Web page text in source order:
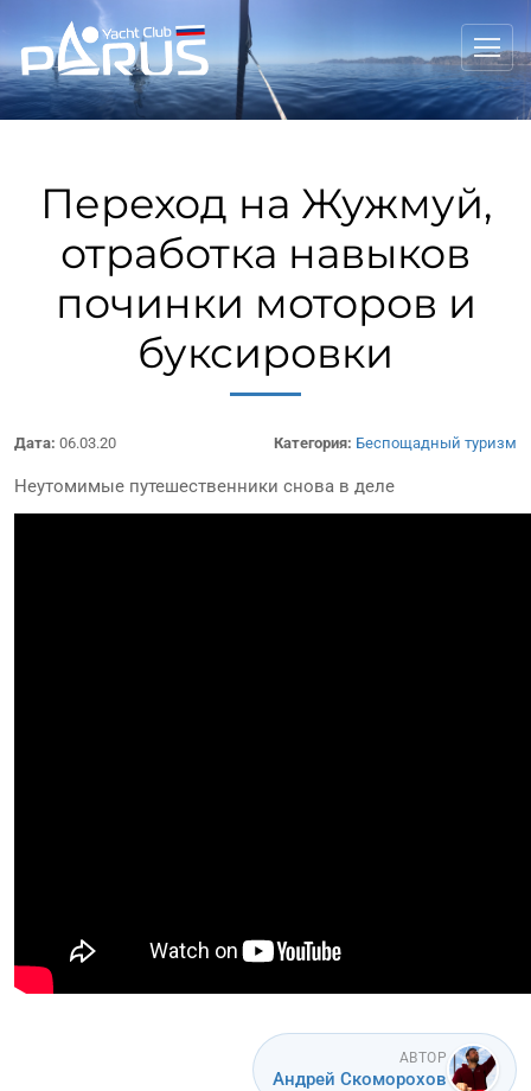
Переход на Жужмуй,
отработка навыков
починки моторов и
буксировки
Дата: 06.03.20 Категория: Беспощадный туризм
Неутомимые путешественники снова в деле
АВТОР
Андрей Скоморохов